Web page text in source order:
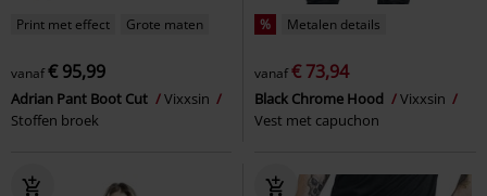
Print met effect Grote maten
vanaf€ 95,99
Adrian Pant Boot Cut
Vixxsin
Stoffen broek
% Metalen details
vanaf€ 73,94
Black Chrome Hood
Vixxsin
Vest met capuchon